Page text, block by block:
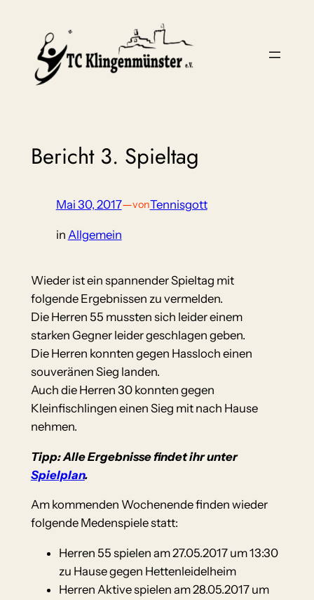
springen
Bericht 3. Spieltag
Mai 30, 2017—vonTennisgott
in Allgemein
Wieder ist ein spannender Spieltag mit
folgende Ergebnissen zu vermelden.
Die Herren 55 mussten sich leider einem
starken Gegner leider geschlagen geben.
Die Herren konnten gegen Hassloch einen
souveränen Sieg landen.
Auch die Herren 30 konnten gegen
Kleinfischlingen einen Sieg mit nach Hause
nehmen.
Tipp: Alle Ergebnisse findet ihr unter
Spielplan.
Am kommenden Wochenende finden wieder
folgende Medenspiele statt:
Herren 55 spielen am 27.05.2017 um 13:30
zu Hause gegen Hettenleidelheim
Herren Aktive spielen am 28.05.2017 um